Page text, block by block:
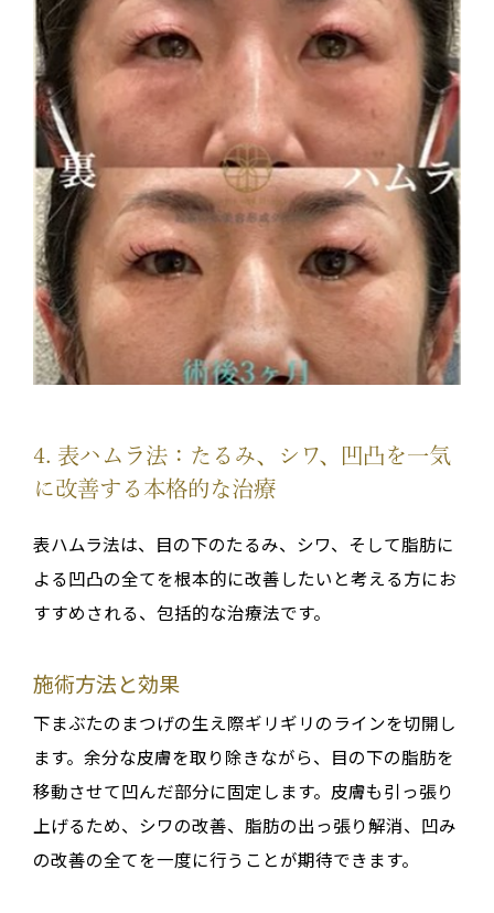
4. 表ハムラ法：たるみ、シワ、凹凸を一気
に改善する本格的な治療
表ハムラ法は、目の下のたるみ、シワ、そして脂肪に
よる凹凸の全てを根本的に改善したいと考える方にお
すすめされる、包括的な治療法です。
施術方法と効果
下まぶたのまつげの生え際ギリギリのラインを切開し
ます。余分な皮膚を取り除きながら、目の下の脂肪を
移動させて凹んだ部分に固定します。皮膚も引っ張り
上げるため、シワの改善、脂肪の出っ張り解消、凹み
の改善の全てを一度に行うことが期待できます。